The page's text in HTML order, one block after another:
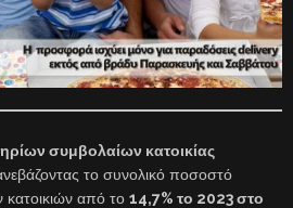
συμβολαίων κατοικίας
το συνολικό ποσοστό
από το 14,7% το 2023 στο